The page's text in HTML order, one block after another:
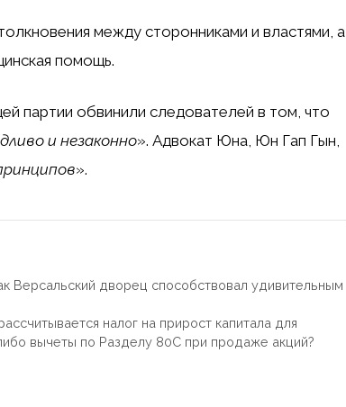
между сторонниками и властями, а
помощь.
партии обвинили следователей в том, что
и незаконно». Адвокат Юна, Юн Гап Гын,
».
Версальский дворец способствовал удивительным
налог на прирост капитала для
вычеты по Разделу 80C при продаже акций?